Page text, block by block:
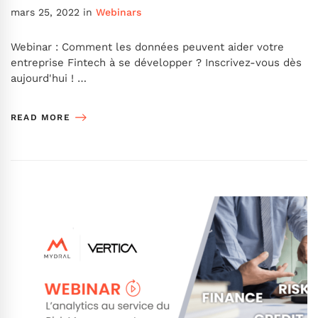
mars 25, 2022 in Webinars
Webinar : Comment les données peuvent aider votre
entreprise Fintech à se développer ? Inscrivez-vous dès
aujourd'hui ! …
READ MORE